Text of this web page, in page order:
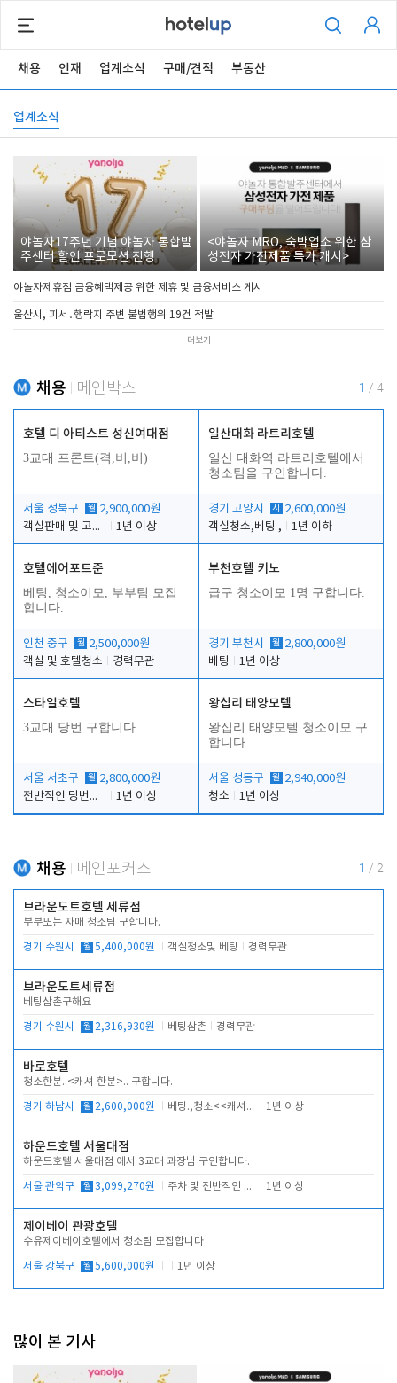
채용 인재 업계소식 구매/견적 부동산
업계소식
야놀자17주년 기념 야놀자 통합발
주센터 할인 프로모션 진행
<야놀자 MRO, 숙박업소 위한 삼
성전자 가전제품 특가 개시>
야놀자제휴점 금융혜택제공 위한 제휴 및 금융서비스 게시
울산시, 피서․행락지 주변 불법행위 19건 적발
더보기
채용 메인박스 1 / 4
호텔 디 아티스트 성신여대점
3교대 프론트(격,비,비)
서울 성북구 월 2,900,000원
객실판매 및 고객응대
1년 이상
일산대화 라트리호텔
일산 대화역 라트리호텔에서
청소팀을 구인합니다.
경기 고양시 시
2,600,000원
객실청소,베팅 ,
1년 이하
호텔에어포트준
베팅, 청소이모, 부부팀 모집
합니다.
인천 중구 월 2,500,000원
객실 및 호텔청소
경력무관
부천호텔 키노
급구 청소이모 1명 구합니다.
경기 부천시 월 2,800,000원
베팅
1년 이상
스타일호텔
3교대 당번 구합니다.
서울 서초구 월 2,800,000원
전반적인 당번업무
1년 이상
왕십리 태양모텔
왕십리 태양모텔 청소이모 구
합니다.
서울 성동구 월 2,940,000원
청소
1년 이상
채용 메인포커스 1 / 2
브라운도트호텔 세류점
부부또는 자매 청소팀 구합니다.
경기 수원시 월 5,400,000원 객실청소및 베팅 경력무관
브라운도트세류점
베팅삼촌구해요
경기 수원시 월 2,316,930원 베팅삼촌 경력무관
바로호텔
청소한분..<캐셔 한분>.. 구합니다.
경기 하남시 월 2,600,000원 베팅.,청소<<캐셔 모셔봅니다. 1년 이상
하운드호텔 서울대점
하운드호텔 서울대점 에서 3교대 과장님 구인합니다.
서울 관악구 월 3,099,270원 주차 및 전반적인 당번업무 1년 이상
제이베이 관광호텔
수유제이베이호텔에서 청소팀 모집합니다
서울 강북구 월 5,600,000원 1년 이상
많이 본 기사